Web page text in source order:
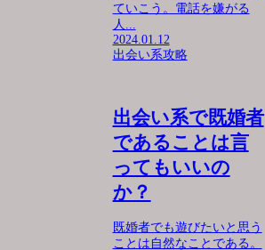
ていこう。電話を嫌がる
人...
2024.01.12
出会い系攻略
出会い系で既婚者
であることは言
ってもいいの
か？
既婚者でも遊びたいと思う
ことは自然なことである。